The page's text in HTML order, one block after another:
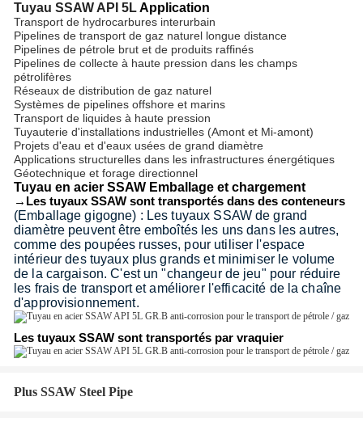
Tuyau SSAW API 5LApplication
Transport de hydrocarbures interurbain
Pipelines de transport de gaz naturel longue distance
Pipelines de pétrole brut et de produits raffinés
Pipelines de collecte à haute pression dans les champs
pétrolifères
Réseaux de distribution de gaz naturel
Systèmes de pipelines offshore et marins
Transport de liquides à haute pression
Tuyauterie d'installations industrielles (Amont et Mi-amont)
Projets d'eau et d'eaux usées de grand diamètre
Applications structurelles dans les infrastructures énergétiques
Géotechnique et forage directionnel
Tuyau en acier SSAW Emballage et chargement
→Les tuyaux SSAW sont transportés dans des conteneurs
(Emballage gigogne) : Les tuyaux SSAW de grand
diamètre peuvent être emboîtés les uns dans les autres,
comme des poupées russes, pour utiliser l'espace
intérieur des tuyaux plus grands et minimiser le volume
de la cargaison. C'est un "changeur de jeu" pour réduire
les frais de transport et améliorer l'efficacité de la chaîne
d'approvisionnement.
Les tuyaux SSAW sont transportés par vraquier
Plus SSAW Steel Pipe